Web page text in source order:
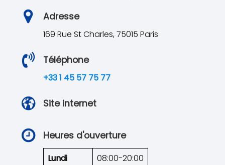
Adresse
169 Rue St Charles, 75015 Paris
Téléphone
+33 1 45 57 75 77
Site internet
Heures d'ouverture
Lundi
08:00-20:00